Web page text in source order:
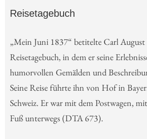
Reisetagebuch
„Mein Juni 1837“ betitelte Carl
Reisetagebuch, in dem er seine
humorvollen Gemälden und
Seine Reise führte ihn von Hof in
Schweiz. Er war mit dem Postwagen,
Fuß unterwegs (DTA 673).